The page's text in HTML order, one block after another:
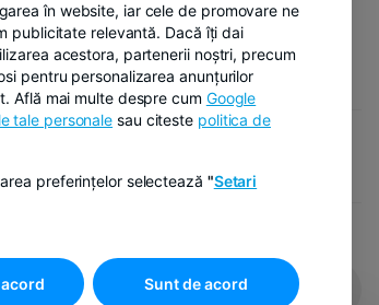
BT HELP
#bankingdeacasa
în website, iar cele de promovare ne
publicitate relevantă. Dacă îți dai
acestora, partenerii noștri, precum
pentru personalizarea anunțurilor
Află mai multe despre cum Google
tale personale sau citeste politica de
preferințelor selectează "Setari
Sunt de acord